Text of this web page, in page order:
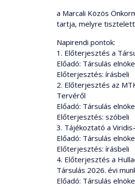
a Marcali Közös
tartja, melyre
Napirendi pontok:
1. Előterjesztés a
Előadó: Társulás elnöke
Előterjesztés: írásbeli
2. Előterjesztés az
Tervéről
Előadó: Társulás elnöke
Előterjesztés: szóbeli
3. Tájékoztató a
Előadó: Társulás elnöke
Előterjesztés: írásbeli
4. Előterjesztés a
Társulás 2026. évi
Előadó: Társulás elnöke